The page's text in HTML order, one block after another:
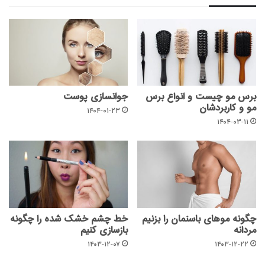
برس مو چیست و انواع برس
مو و کاربردشان
۱۴۰۴-۰۳-۱۱
جوانسازی پوست
۱۴۰۴-۰۱-۲۳
چگونه موهای باسنمان را بزنیم
مردانه
۱۴۰۳-۱۲-۲۲
خط چشم خشک شده را چگونه
بازسازی کنیم
۱۴۰۳-۱۲-۰۷